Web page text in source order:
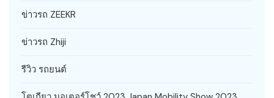
ข่าวรถ ZEEKR
ข่าวรถ Zhiji
รีวิว รถยนต์